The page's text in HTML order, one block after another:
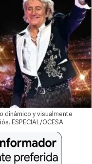
dinámico y visualmente
ESPECIAL/OCESA